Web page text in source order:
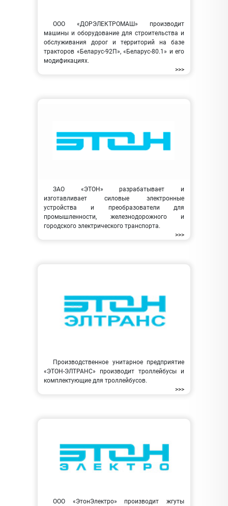
ООО «ДОРЭЛЕКТРОМАШ» производит
машины и оборудование для строительства и
обслуживания дорог и территорий на базе
тракторов «Беларус-92П», «Беларус-80.1» и его
модификациях.
>>>
ЗАО «ЭТОН» разрабатывает и
изготавливает силовые электронные
устройства и преобразователи для
промышленности, железнодорожного и
городского электрического транспорта.
>>>
Производственное унитарное предприятие
«ЭТОН-ЭЛТРАНС» производит троллейбусы и
комплектующие для троллейбусов.
>>>
ООО «ЭтонЭлектро» производит жгуты